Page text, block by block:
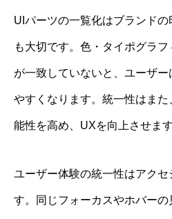
UIパーツの一覧化はブランド
も大切です。色・タイポグラ
が一致していないと、ユーザー
やすくなります。統一性はま
能性を高め、UXを向上させます
ユーザー体験の統一性はアクセ
す。同じフォーカスやホバー